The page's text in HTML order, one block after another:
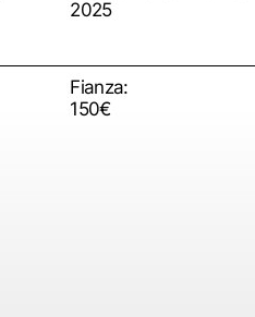
2025
Fianza:
150€